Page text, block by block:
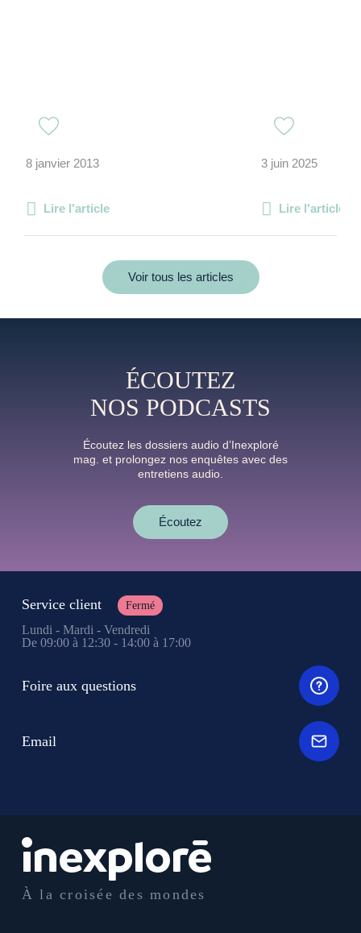
8 janvier 2013
Lire l'article
3 juin 2025
Lire l'article
Voir tous les articles
ÉCOUTEZ
NOS PODCASTS
Écoutez les dossiers audio d’Inexploré
mag. et prolongez nos enquêtes avec des
entretiens audio.
Écoutez
À la croisée des mondes
Service client Fermé
Lundi - Mardi - Vendredi
De 09:00 à 12:30 - 14:00 à 17:00
Foire aux questions
Email